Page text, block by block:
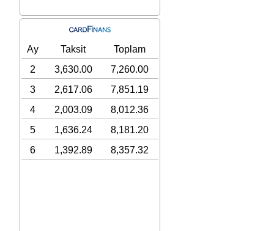
Ay Taksit
Toplam
2
3,630.00
7,260.00
3
2,617.06
7,851.19
4
2,003.09
8,012.36
5
1,636.24
8,181.20
6
1,392.89 8,357.32